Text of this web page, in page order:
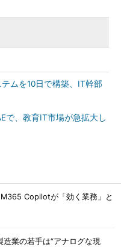
ムを10日で構築、IT幹部
で、教育IT市場が急拡大し
Copilotが「効く業務」と
業の若手は“アナログな現